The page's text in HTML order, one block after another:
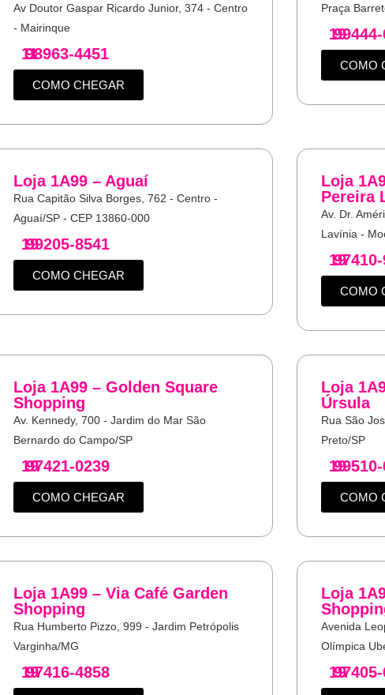
Av Doutor Gaspar Ricardo Junior, 374 - Centro
- Mairinque
11
98963-4451
COMO CHEGAR
Praça
19
COMO
Loja 1A99 – Aguaí
Rua Capitão Silva Borges, 762 - Centro -
Aguaí/SP - CEP 13860-000
19
99205-8541
COMO CHEGAR
Loja
Pereira
Av. Dr.
Lavínia -
19
COMO
Loja 1A99 – Golden Square
Shopping
Av. Kennedy, 700 - Jardim do Mar São
Bernardo do Campo/SP
19
97421-0239
COMO CHEGAR
Loja
Úrsula
Rua São
Preto/SP
19
COMO
Loja 1A99 – Via Café Garden
Shopping
Rua Humberto Pizzo, 999 - Jardim Petrópolis
Varginha/MG
19
97416-4858
Loja
Avenida
Olímpica
19